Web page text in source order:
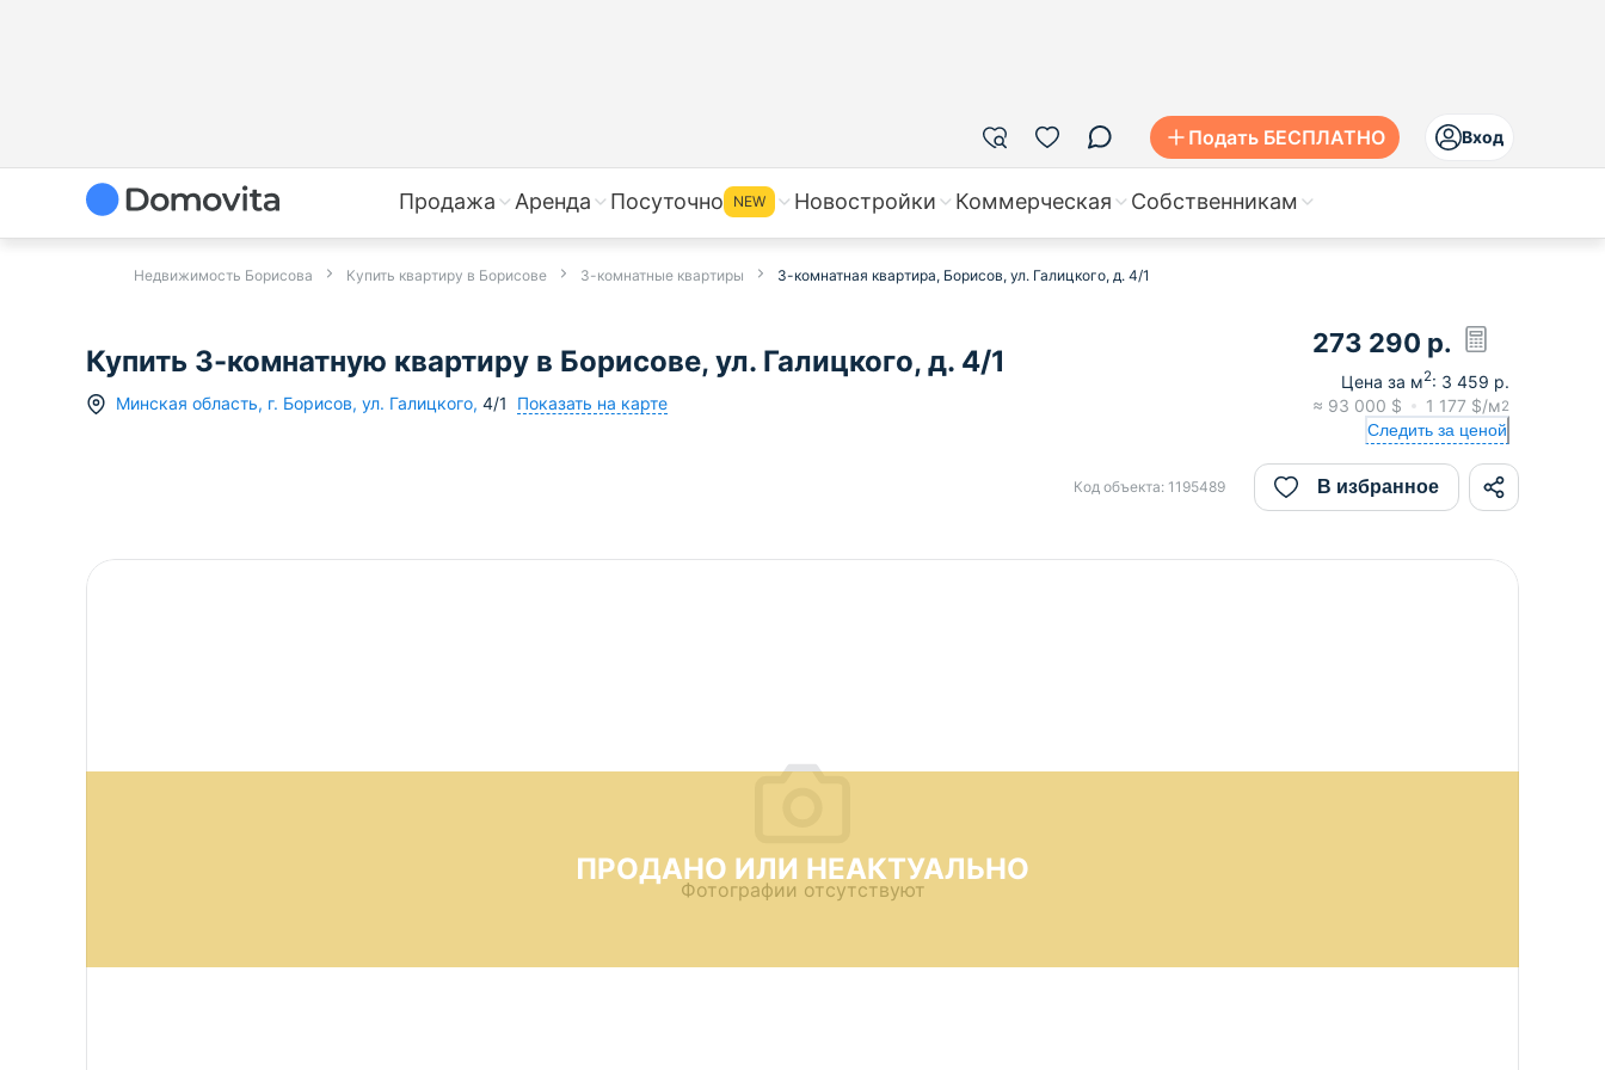
Подать БЕСПЛАТНО Вход
Продажа Аренда Посуточно NEW Новостройки Коммерческая Собственникам
Недвижимость Борисова Купить квартиру в Борисове 3-комнатные квартиры 3-комнатная квартира, Борисов, ул. Галицкого, д. 4/1
Купить 3-комнатную квартиру в Борисове, ул. Галицкого, д. 4/1
Минская область, г. Борисов, ул. Галицкого, 4/1 Показать на карте
273 290 р.
Цена за м2: 3 459 р.
≈ 93 000 $ 1 177 $/м2
Следить за ценой
Код объекта: 1195489 В избранное
ПРОДАНО ИЛИ НЕАКТУАЛЬНО
Фотографии отсутствуют